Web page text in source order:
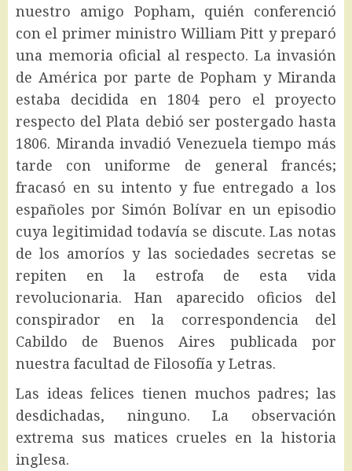
nuestro amigo Popham, quién conferenció
con el primer ministro William Pitt y preparó
una memoria oficial al respecto. La invasión
de América por parte de Popham y Miranda
estaba decidida en 1804 pero el proyecto
respecto del Plata debió ser postergado hasta
1806. Miranda invadió Venezuela tiempo más
tarde con uniforme de general francés;
fracasó en su intento y fue entregado a los
españoles por Simón Bolívar en un episodio
cuya legitimidad todavía se discute. Las notas
de los amoríos y las sociedades secretas se
repiten en la estrofa de esta vida
revolucionaria. Han aparecido oficios del
conspirador en la correspondencia del
Cabildo de Buenos Aires publicada por
nuestra facultad de Filosofía y Letras.
Las ideas felices tienen muchos padres; las
desdichadas, ninguno. La observación
extrema sus matices crueles en la historia
inglesa.